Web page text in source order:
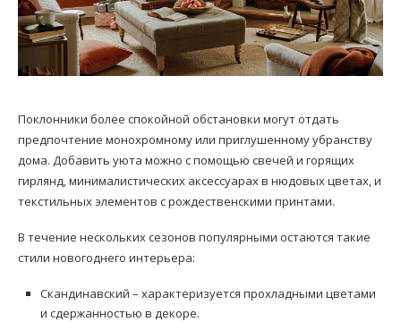
Поклонники более спокойной обстановки могут отдать
предпочтение монохромному или приглушенному убранству
дома. Добавить уюта можно с помощью свечей и горящих
гирлянд, минималистических аксессуарах в нюдовых цветах, и
текстильных элементов с рождественскими принтами.
В течение нескольких сезонов популярными остаются такие
стили новогоднего интерьера:
Скандинавский – характеризуется прохладными цветами
и сдержанностью в декоре.